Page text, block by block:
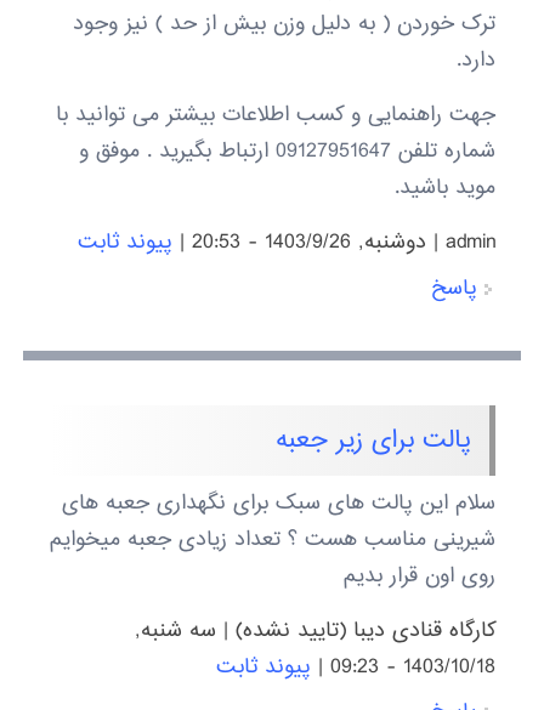
ترک خوردن ( به دلیل وزن بیش از حد ) نیز وجود
دارد.
جهت راهنمایی و کسب اطلاعات بیشتر می توانید با
شماره تلفن 09127951647 ارتباط بگیرید . موفق و
موید باشید.
admin
| دوشنبه, 1403/9/26 - 20:53 | پیوند ثابت
پاسخ
پالت برای زیر جعبه
سلام این پالت های سبک برای نگهداری جعبه های
شیرینی مناسب هست ؟ تعداد زیادی جعبه میخوایم
روی اون قرار بدیم
کارگاه قنادی دیبا (تایید نشده)| سه شنبه,
1403/10/18 - 09:23
| پیوند ثابت